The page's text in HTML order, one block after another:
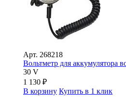
Арт. 268218
Вольтметр для аккумулятора
30 V
1 130 ₽
В корзину Купить в 1 клик